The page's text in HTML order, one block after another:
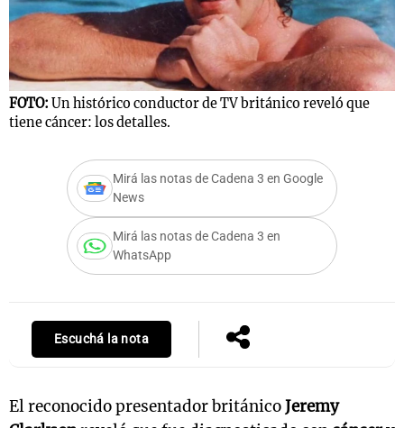
FOTO: Un histórico conductor de TV británico reveló que
tiene cáncer: los detalles.
Mirá las notas de Cadena 3 en Google
News
Mirá las notas de Cadena 3 en
WhatsApp
Escuchá la nota
El reconocido presentador británicoJeremy